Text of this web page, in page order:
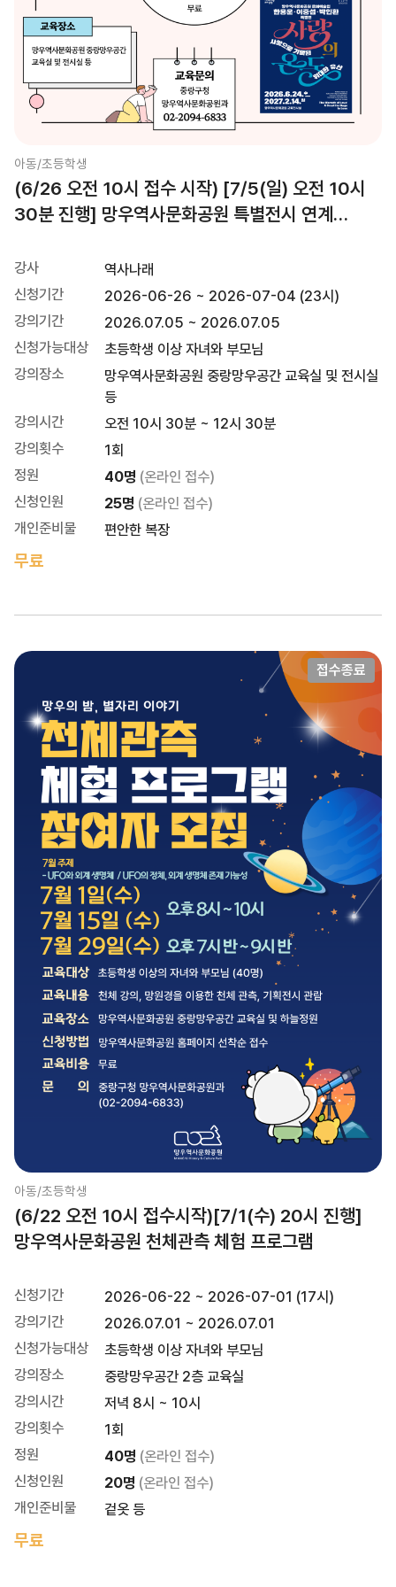
아동/초등학생
(6/26 오전 10시 접수 시작) [7/5(일) 오전 10시
30분 진행] 망우역사문화공원 특별전시 연계
강사
역사나래
신청기간
2026-06-26 ~ 2026-07-04 (23시)
강의기간
2026.07.05 ~ 2026.07.05
신청가능대상
초등학생 이상 자녀와 부모님
강의장소
망우역사문화공원 중랑망우공간 교육실 및 전시실
등
강의시간
오전 10시 30분 ~ 12시 30분
강의횟수
1회
정원
40명 (온라인 접수)
신청인원
25명 (온라인 접수)
개인준비물
편안한 복장
무료
접수종료
아동/초등학생
(6/22 오전 10시 접수시작)[7/1(수) 20시 진행]
망우역사문화공원 천체관측 체험 프로그램
신청기간
2026-06-22 ~ 2026-07-01 (17시)
강의기간
2026.07.01 ~ 2026.07.01
신청가능대상
초등학생 이상 자녀와 부모님
강의장소
중랑망우공간 2층 교육실
강의시간
저녁 8시 ~ 10시
강의횟수
1회
정원
40명 (온라인 접수)
신청인원
20명 (온라인 접수)
개인준비물
겉옷 등
무료